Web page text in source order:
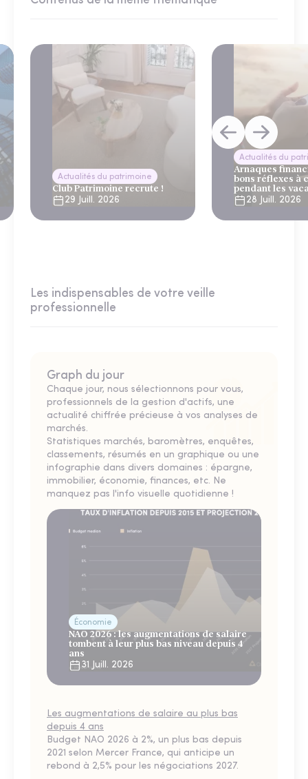
Actualités du patrimoine
Club Patrimoine recrute !
29 Juill. 2026
Actualités du
Arnaques
bons réflexes à
pendant les
28 Juill. 2026
Les indispensables de votre veille
professionnelle
Graph du jour
Chaque jour, nous sélectionnons pour vous,
professionnels de la gestion d'actifs, une
actualité chiffrée précieuse à vos analyses de
marchés.
Statistiques marchés, baromètres, enquêtes,
classements, résumés en un graphique ou une
infographie dans divers domaines : épargne,
immobilier, économie, finances, etc. Ne
manquez pas l'info visuelle quotidienne !
Économie
NAO 2026 : les augmentations de salaire
tombent à leur plus bas niveau depuis 4
ans
31 Juill. 2026
Les augmentations de salaire au plus bas
depuis 4 ans
Budget NAO 2026 à 2%, un plus bas depuis
2021 selon Mercer France, qui anticipe un
rebond à 2,5% pour les négociations 2027.